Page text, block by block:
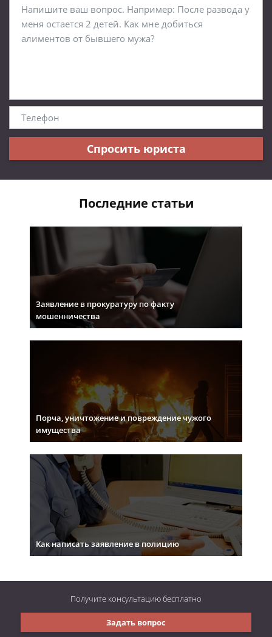
Спросить юриста
Последние статьи
Заявление в прокуратуру по факту
мошенничества
Порча, уничтожение и повреждение чужого
имущества
Как написать заявление в полицию
Задать вопрос
Получите консультациюбесплатно